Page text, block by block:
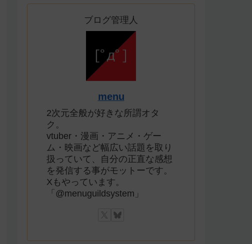
ブログ管理人
menu
2次元全般が好きな所謂オタ
ク。
vtuber・漫画・アニメ・ゲー
ム・映画など幅広い話題を取り
扱っていて、自分の正直な感想
を発信する事がモットーです。
Xもやっています。
「@menuguildsystem」